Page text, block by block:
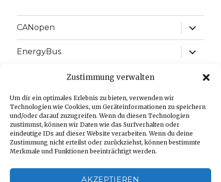
Zustimmung verwalten
Um dir ein optimales Erlebnis zu bieten, verwenden wir
Technologien wie Cookies, um Geräteinformationen zu speichern
und/oder darauf zuzugreifen. Wenn du diesen Technologien
zustimmst, können wir Daten wie das Surfverhalten oder
eindeutige IDs auf dieser Website verarbeiten. Wenn du deine
Zustimmung nicht erteilst oder zurückziehst, können bestimmte
Merkmale und Funktionen beeinträchtigt werden.
AKZEPTIEREN
CANopen
EnergyBus
J1939
Sprache:
Impressum